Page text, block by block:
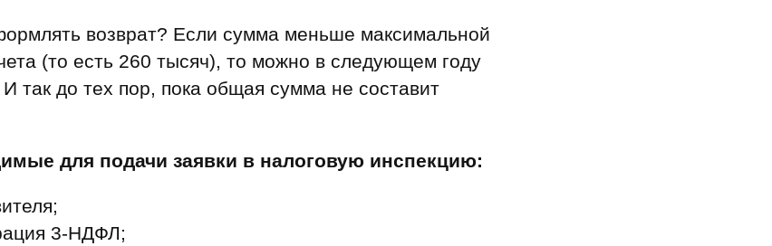
возврат? Если сумма меньше максимальной
(то есть 260 тысяч), то можно в следующем году
так до тех пор, пока общая сумма не составит
для подачи заявки в налоговую инспекцию:
3‑НДФЛ;